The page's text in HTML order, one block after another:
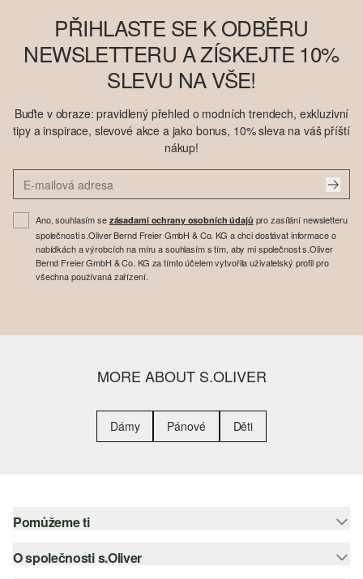
PŘIHLASTE SE K ODBĚRU
NEWSLETTERU A ZÍSKEJTE 10%
SLEVU NA VŠE!
Buďte v obraze: pravidlený přehled o modních trendech, exkluzivní
tipy a inspirace, slevové akce a jako bonus, 10% sleva na váš příští
nákup!
Ano, souhlasím se zásadami ochrany osobních údajů pro zasílání newsletteru
společnosti s.Oliver Bernd Freier GmbH & Co. KG a chci dostávat informace o
nabídkách a výrobcích na míru a souhlasím s tím, aby mi společnost s.Oliver
Bernd Freier GmbH & Co. KG za tímto účelem vytvořila uživatelský profil pro
všechna používaná zařízení.
MORE ABOUT S.OLIVER
Dámy Pánové Děti
Pomůžeme ti
Nápověda – často kladené otázky
O společnosti s.Oliver